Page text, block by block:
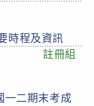
時程及資訊
註冊組
一二期末考成